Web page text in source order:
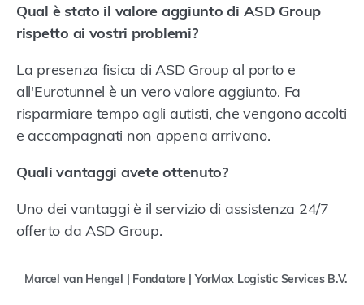
Qual è stato il valore aggiunto di ASD Group
rispetto ai vostri problemi?
La presenza fisica di ASD Group al porto e
all'Eurotunnel è un vero valore aggiunto. Fa
risparmiare tempo agli autisti, che vengono accolti
e accompagnati non appena arrivano.
Quali vantaggi avete ottenuto?
Uno dei vantaggi è il servizio di assistenza 24/7
offerto da ASD Group.
Marcel van Hengel | Fondatore | YorMax Logistic Services B.V.